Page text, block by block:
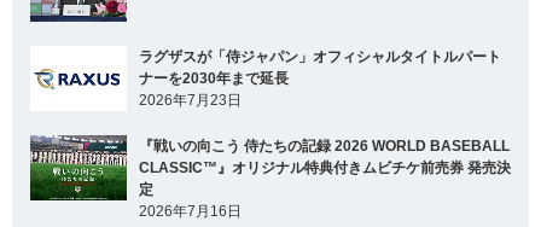
ラグザスが「侍ジャパン」オフィシャルタイトルパート
ナーを2030年まで延長
2026年7月23日
『戦いの向こう 侍たちの記録 2026 WORLD BASEBALL
CLASSIC™』オリジナル特典付きムビチケ前売券 発売決
定
2026年7月16日